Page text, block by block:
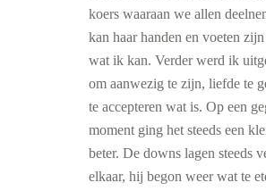
koers waaraan we allen
kan haar handen en voeten
wat ik kan. Verder werd ik
om aanwezig te zijn, liefde te
te accepteren wat is. Op een
moment ging het steeds een
beter. De downs lagen steeds
elkaar, hij begon weer wat te